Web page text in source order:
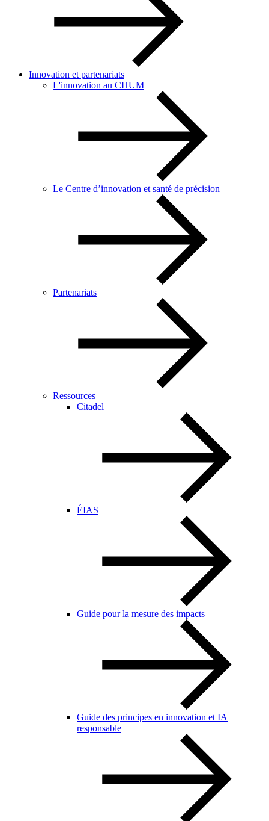
Innovation et partenariats
L'innovation au CHUM
Le Centre d’innovation et santé de précision
Partenariats
Ressources
Citadel
ÉIAS
Guide pour la mesure des impacts
Guide des principes en innovation et IA
responsable